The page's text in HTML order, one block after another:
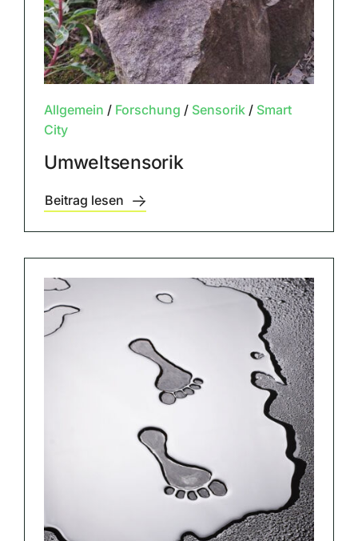
Allgemein / Forschung / Sensorik/ Smart
City
Umweltsensorik
Beitrag lesen